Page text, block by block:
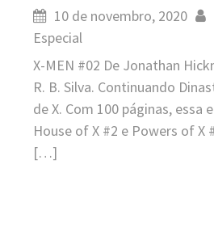
10 de novembro, 2020
Especial
X-MEN #02 De Jonathan
R. B. Silva. Continuando
de X. Com 100 páginas, essa
House of X #2 e Powers of X
[…]